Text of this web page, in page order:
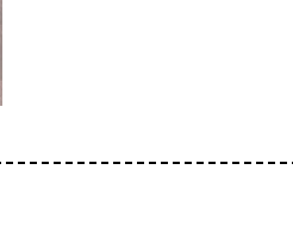
chargé de cours en